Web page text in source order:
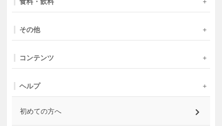
その他
コンテンツ
ヘルプ
初めての方へ